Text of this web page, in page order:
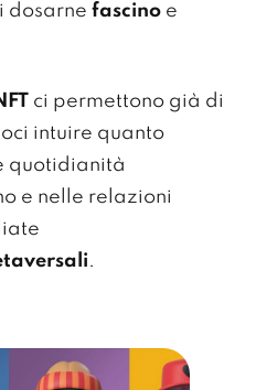
dosarne fascino e
ci permettono già di
intuire quanto
quotidianità
e nelle relazioni
.